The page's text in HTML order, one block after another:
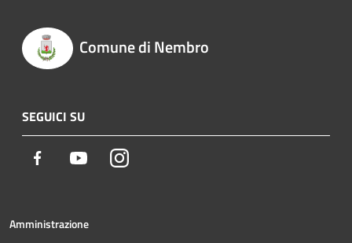
Comune di Nembro
SEGUICI SU
Facebook YoutubeInstagram
Amministrazione